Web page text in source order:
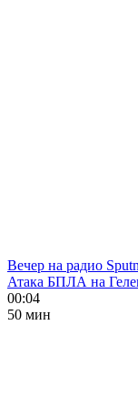
Вечер на радио
Атака БПЛА на
00:04
50 мин